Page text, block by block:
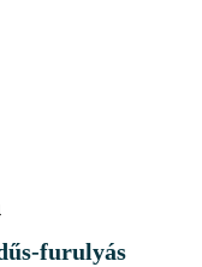
furulyás